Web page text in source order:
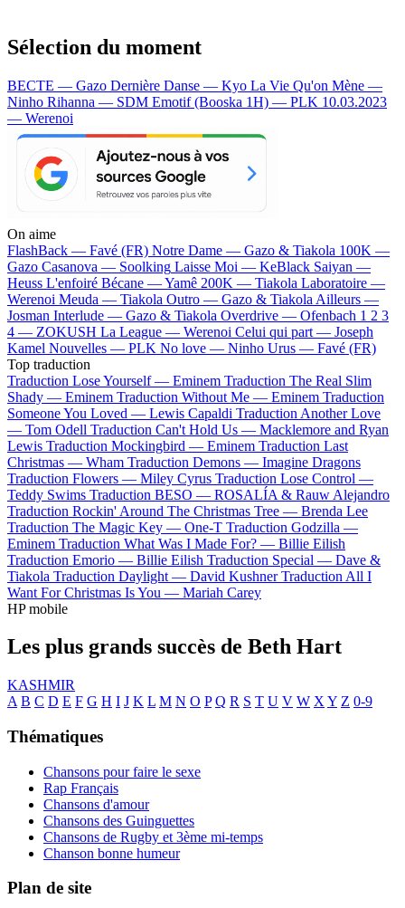
Sélection du moment
BECTE — Gazo Dernière Danse — Kyo La Vie Qu'on Mène —
Ninho Rihanna — SDM Emotif (Booska 1H) — PLK 10.03.2023
— Werenoi
On aime
FlashBack — Favé (FR) Notre Dame — Gazo & Tiakola 100K —
Gazo Casanova — Soolking Laisse Moi — KeBlack Saiyan —
Heuss L'enfoiré Bécane —Yamê 200K — Tiakola Laboratoire —
Werenoi Meuda — Tiakola Outro — Gazo & Tiakola Ailleurs —
Josman Interlude — Gazo & Tiakola Overdrive — Ofenbach 1 2 3
4 — ZOKUSH La League — Werenoi Celui qui part — Joseph
Kamel Nouvelles — PLK No love — Ninho Urus — Favé (FR)
Top traduction
Traduction Lose Yourself — Eminem Traduction The Real Slim
Shady — Eminem Traduction Without Me — Eminem Traduction
Someone You Loved — Lewis Capaldi Traduction Another Love
— Tom Odell Traduction Can't Hold Us — Macklemore and Ryan
Lewis Traduction Mockingbird — Eminem Traduction Last
Christmas — Wham Traduction Demons — Imagine Dragons
Traduction Flowers — Miley Cyrus Traduction Lose Control —
Teddy Swims Traduction BESO — ROSALÍA & Rauw Alejandro
Traduction Rockin' Around The Christmas Tree — Brenda Lee
Traduction The Magic Key — One-T Traduction Godzilla —
Eminem Traduction What Was I Made For? — Billie Eilish
Traduction Emorio — Billie Eilish Traduction Special — Dave &
Tiakola Traduction Daylight — David Kushner Traduction All I
Want For Christmas Is You — Mariah Carey
HP mobile
Les plus grands succès de Beth Hart
KASHMIR
A B C D E F G H I J K L M N O P Q R S T U V W X Y Z 0-9
Thématiques
Chansons pour faire le sexe
Rap Français
Chansons d'amour
Chansons des Guinguettes
Chansons de Rugby et 3ème mi-temps
Chanson bonne humeur
Plan de site